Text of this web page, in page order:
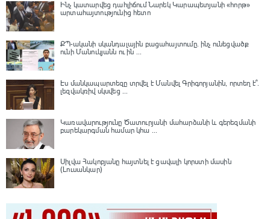
Ինչ կատարվեց դահլիճում Նարեկ Կարապետյանի «հորթ»
արտահայտությունից հետո
ՔՊ-ականի սկանդալային բացահայտումը․ ինչ ունեցվածք
ունի Մանուկյանն ու ին ...
Էս մանկապարտեզը տրվել է Մանվել Գրիգորյանին, որտեղ է՞․
լեզվակռիվ սկսվեց ...
Կառավարությունը Ծատուրյանի մահարձանի և գերեզմանի
բարեկարգման համար կհա ...
Սիլվա Հակոբյանը հայտնել է ցավալի կորստի մասին
(Լուսանկար)